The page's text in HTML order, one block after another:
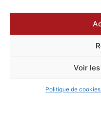
Voir
Politique de cookies